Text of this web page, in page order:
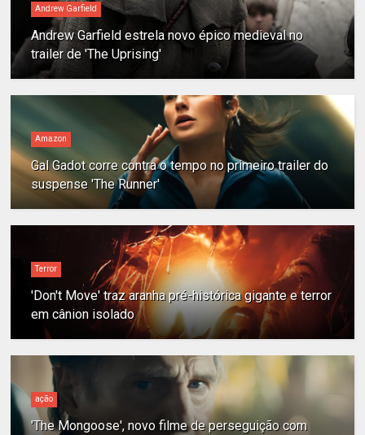
Andrew Garfield
Andrew Garfield estrela novo épico medieval no
trailer de 'The Uprising'
Amazon
Gal Gadot corre contra o tempo no primeiro trailer do
suspense 'The Runner'
Terror
'Don't Move' traz aranha pré-histórica gigante e terror
em cânion isolado
ação
'The Mongoose', novo filme de perseguição com